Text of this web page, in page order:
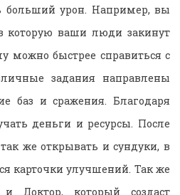
больший урон. Например, вы
которую ваши люди закинут
можно быстрее справиться с
задания направлены
баз и сражения. Благодаря
деньги и ресурсы. После
же открывать и сундуки, в
карточки улучшений. Так же
Доктор, который создаст